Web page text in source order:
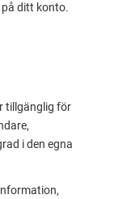
ditt konto.
tillgänglig för
i den egna